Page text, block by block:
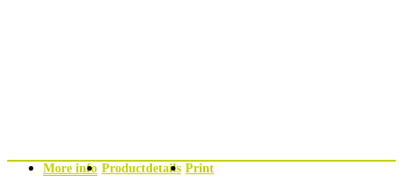
More info Productdetails Print